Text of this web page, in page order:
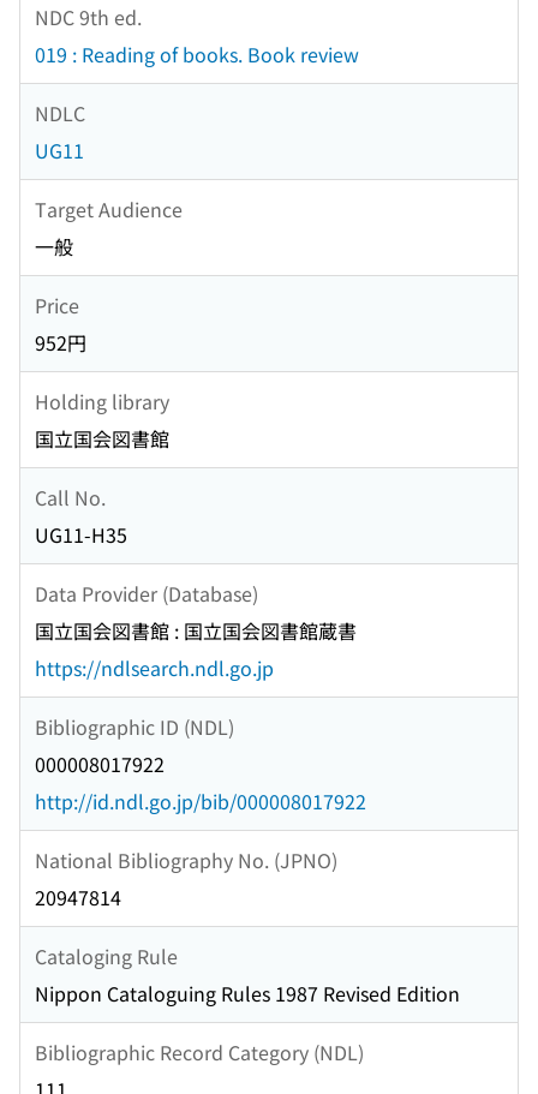
NDC 9th ed.
019 : Reading of books. Book review
NDLC
UG11
Target Audience
一般
Price
952円
Holding library
国立国会図書館
Call No.
UG11-H35
Data Provider (Database)
国立国会図書館 : 国立国会図書館蔵書
https://ndlsearch.ndl.go.jp
Bibliographic ID (NDL)
000008017922
http://id.ndl.go.jp/bib/000008017922
National Bibliography No. (JPNO)
20947814
Cataloging Rule
Nippon Cataloguing Rules 1987 Revised Edition
Bibliographic Record Category (NDL)